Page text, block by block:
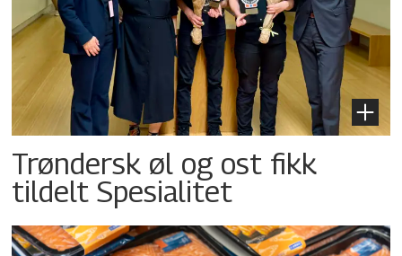
Trøndersk øl og ost fikk
tildelt Spesialitet